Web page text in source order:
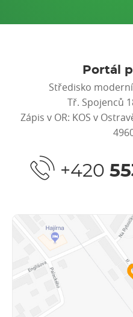
Portál
Středisko
Tř. Spojenců
Zápis v OR: KOS v
+420